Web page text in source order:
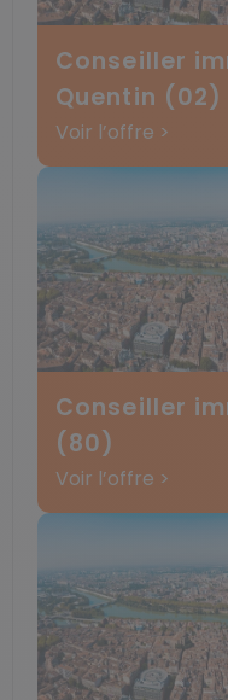
Conseiller
Quentin (02)
Voir l’offre >
Conseiller
(80)
Voir l’offre >